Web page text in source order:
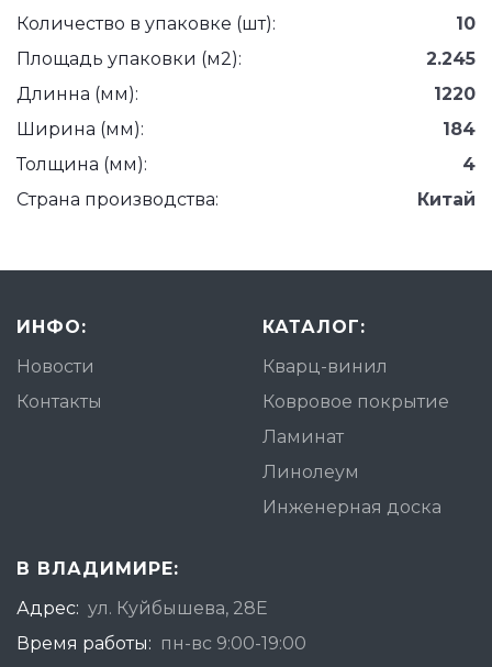
Количество в упаковке (шт):
10
Площадь упаковки (м2):
2.245
Длинна (мм):
1220
Ширина (мм):
184
Толщина (мм):
4
Страна производства:
Китай
ИНФО:
Новости
Контакты
КАТАЛОГ:
Кварц-винил
Ковровое покрытие
Ламинат
Линолеум
Инженерная доска
В ВЛАДИМИРЕ:
Адрес: ул. Куйбышева, 28Е
Время работы: пн-вс 9:00-19:00